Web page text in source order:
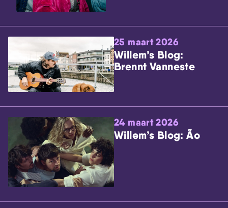
25 maart 2026
Willem’s Blog:
Brennt Vanneste
24 maart 2026
Willem’s Blog: Ão